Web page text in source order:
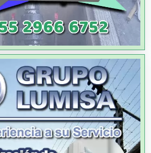
Autos
Equipos para Fiestas